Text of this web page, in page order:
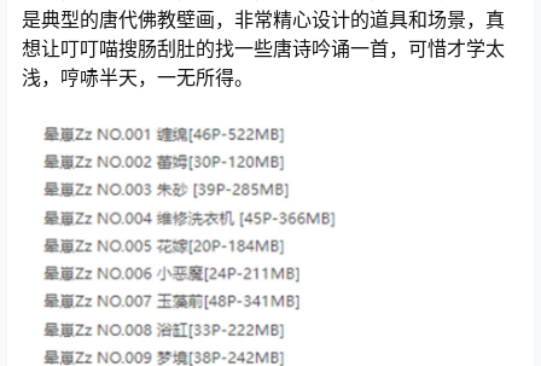
是典型的唐代佛教壁画，非常精心设计的道具和场景，真
想让叮叮喵搜肠刮肚的找一些唐诗吟诵一首，可惜才学太
浅，哼哧半天，一无所得。